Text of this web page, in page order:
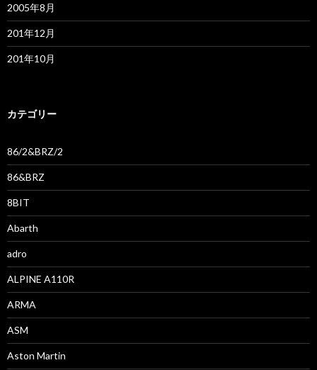
2005年8月
201年12月
201年10月
カテゴリー
86/2&BRZ/2
86&BRZ
8BIT
Abarth
adro
ALPINE A110R
ARMA
ASM
Aston Martin